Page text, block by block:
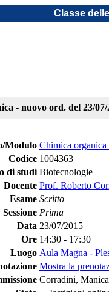
Classe
- nuovo ord. del 23/07/
Modulo Chimica
Codice 1004363
di studi Biotecnologie
Docente Prof. Roberto
Esame Scritto
Sessione Prima
Data 23/07/2015
Ore 14:30 - 17:30
Luogo Aula Magna -
Mostra la
Corradini,